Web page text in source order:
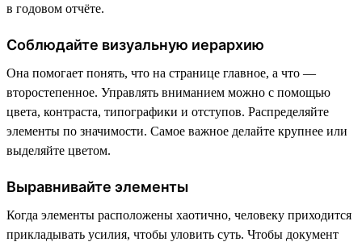
в годовом отчёте.
Соблюдайте визуальную иерархию
Она помогает понять, что на странице главное, а что —
второстепенное. Управлять вниманием можно с помощью
цвета, контраста, типографики и отступов. Распределяйте
элементы по значимости. Самое важное делайте крупнее или
выделяйте цветом.
Выравнивайте элементы
Когда элементы расположены хаотично, человеку приходится
прикладывать усилия, чтобы уловить суть. Чтобы документ